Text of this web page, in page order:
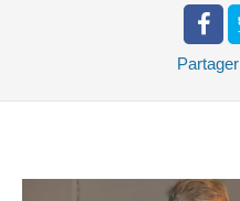
Partager